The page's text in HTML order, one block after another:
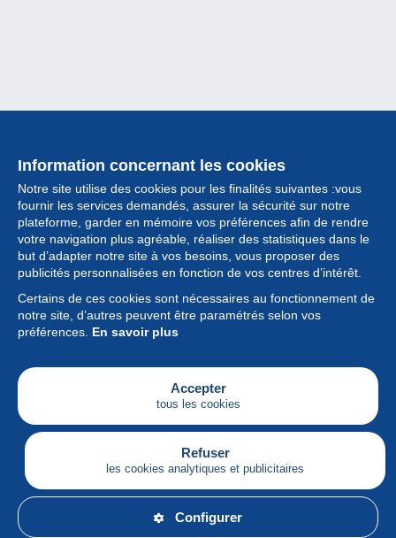
Information concernant les cookies
Notre site utilise des cookies pour les finalités suivantes :vous
fournir les services demandés, assurer la sécurité sur notre
plateforme, garder en mémoire vos préférences afin de rendre
votre navigation plus agréable, réaliser des statistiques dans le
but d’adapter notre site à vos besoins, vous proposer des
publicités personnalisées en fonction de vos centres d’intérêt.
Certains de ces cookies sont nécessaires au fonctionnement de
notre site, d’autres peuvent être paramétrés selon vos
préférences. En savoir plus
Accepter
tous les cookies
Refuser
les cookies analytiques et publicitaires
Configurer
Collection
Actualités
Fonctionnalités
Société
Services
Articles
Français